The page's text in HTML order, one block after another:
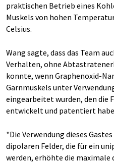
praktischen Betrieb eines
Muskels von hohen
Celsius.
Wang sagte, dass das Team
Verhalten, ohne
konnte, wenn Graphenoxid-
Garnmuskels unter
eingearbeitet wurden, den die
entwickelt und patentiert
"Die Verwendung dieses
dipolaren Felder, die für ein
werden, erhöhte die